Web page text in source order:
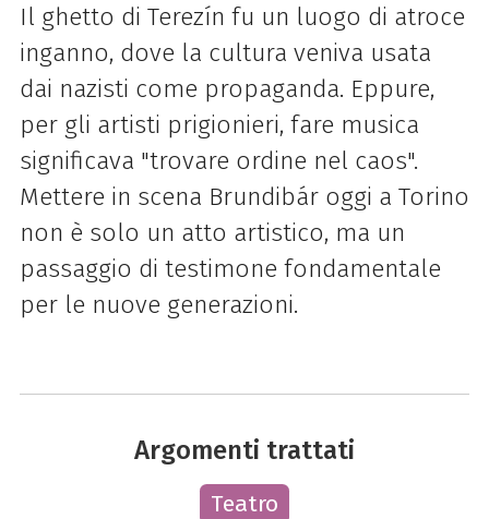
Il ghetto di Terezín fu un luogo di atroce
inganno, dove la cultura veniva usata
dai nazisti come propaganda. Eppure,
per gli artisti prigionieri, fare musica
significava "trovare ordine nel caos".
Mettere in scena Brundibár oggi a Torino
non è solo un atto artistico, ma un
passaggio di testimone fondamentale
per le nuove generazioni.
Argomenti trattati
Teatro